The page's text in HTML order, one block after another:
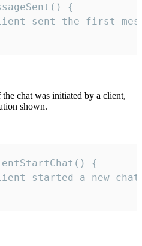
{
sent the first
chat was initiated by a client,
shown.
{
started a new